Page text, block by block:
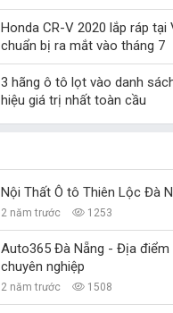
Honda CR-V 2020 lắp ráp tại
chuẩn bị ra mắt vào tháng 7
3 hãng ô tô lọt vào danh
hiệu giá trị nhất toàn cầu
Nội Thất Ô tô Thiên Lộc Đà
2 năm trước 1253
Auto365 Đà Nẵng - Địa điểm nâng cấp xe
chuyên nghiệp
2 năm trước 1508